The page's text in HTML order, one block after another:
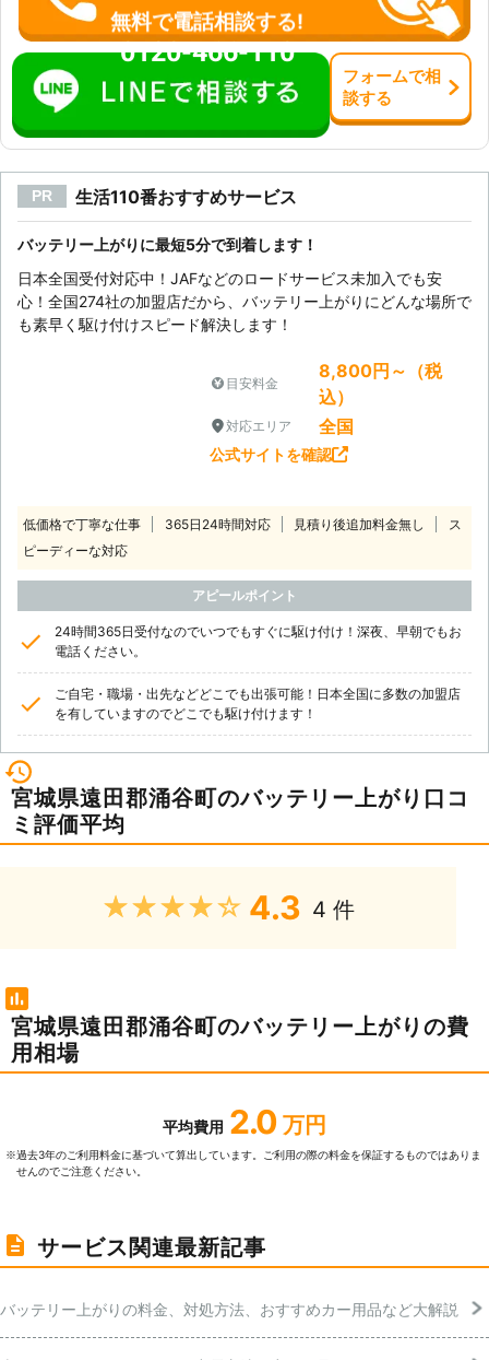
に対応しております。 宮城県でバッ
テリー不具合を解消してくれる業者を
お探しなら、私達にお任せください。
無料で電話相談する!
0120-466-110
フォームで相
談する
PR 生活110番おすすめサービス
バッテリー上がりに最短5分で到着します！
日本全国受付対応中！JAFなどのロードサービス未加入でも安
心！全国274社の加盟店だから、バッテリー上がりにどんな場所で
も素早く駆け付けスピード解決します！
目安料金
8,800円～（税
込）
対応エリア 全国
公式サイトを確認
低価格で丁寧な仕事 365日24時間対応 見積り後追加料金無し
ス
ピーディーな対応
アピールポイント
24時間365日受付なのでいつでもすぐに駆け付け！深夜、早朝でもお
電話ください。
ご自宅・職場・出先などどこでも出張可能！日本全国に多数の加盟店
を有していますのでどこでも駆け付けます！
宮城県遠田郡涌谷町のバッテリー上がり口コ
ミ評価平均
★★★★★ 4.3 4 件
宮城県遠田郡涌谷町のバッテリー上がりの費
用相場
平均費用 2.0 万円
※過去3年のご利⽤料⾦に基づいて算出しています。ご利⽤の際の料⾦を保証するものではありま
せんのでご注意ください。
サービス関連最新記事
バッテリー上がりの料金、対処方法、おすすめカー用品など大解説